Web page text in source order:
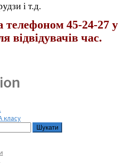
і т.д.
телефоном 45-24-27 у
відвідувачів час.
класу